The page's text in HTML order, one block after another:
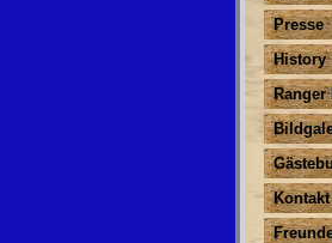
Presse
History
Ranger
Kontakt